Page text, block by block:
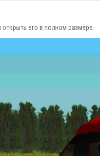
его в полном размере.